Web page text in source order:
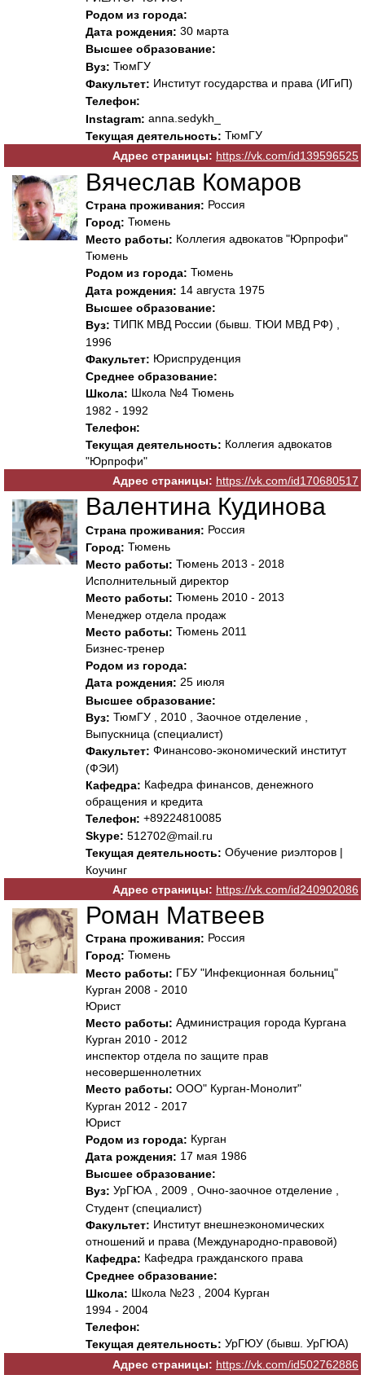
Родом из города:
Дата рождения: 30 марта
Высшее образование:
Вуз: ТюмГУ
Факультет: Институт государства и права (ИГиП)
Телефон:
Instagram: anna.sedykh_
Текущая деятельность: ТюмГУ
Адрес страницы: https://vk.com/id139596525
Вячеслав Комаров
Страна проживания: Россия
Город: Тюмень
Место работы: Коллегия адвокатов "Юрпрофи"
Тюмень
Родом из города: Тюмень
Дата рождения: 14 августа 1975
Высшее образование:
Вуз: ТИПК МВД России (бывш. ТЮИ МВД РФ) ,
1996
Факультет: Юриспруденция
Среднее образование:
Школа: Школа №4 Тюмень
1982 - 1992
Телефон:
Текущая деятельность: Коллегия адвокатов
"Юрпрофи"
Адрес страницы: https://vk.com/id170680517
Валентина Кудинова
Страна проживания: Россия
Город: Тюмень
Место работы: Тюмень 2013 - 2018
Исполнительный директор
Место работы: Тюмень 2010 - 2013
Менеджер отдела продаж
Место работы: Тюмень 2011
Бизнес-тренер
Родом из города:
Дата рождения: 25 июля
Высшее образование:
Вуз: ТюмГУ , 2010 , Заочное отделение ,
Выпускница (специалист)
Факультет: Финансово-экономический институт
(ФЭИ)
Кафедра: Кафедра финансов, денежного
обращения и кредита
Телефон: +89224810085
Skype: 512702@mail.ru
Текущая деятельность: Обучение риэлторов |
Коучинг
Адрес страницы: https://vk.com/id240902086
Роман Матвеев
Страна проживания: Россия
Город: Тюмень
Место работы: ГБУ "Инфекционная больниц"
Курган 2008 - 2010
Юрист
Место работы: Администрация города Кургана
Курган 2010 - 2012
инспектор отдела по защите прав
несовершеннолетних
Место работы: ООО" Курган-Монолит"
Курган 2012 - 2017
Юрист
Родом из города: Курган
Дата рождения: 17 мая 1986
Высшее образование:
Вуз: УрГЮА , 2009 , Очно-заочное отделение ,
Студент (специалист)
Факультет: Институт внешнеэкономических
отношений и права (Международно-правовой)
Кафедра: Кафедра гражданского права
Среднее образование:
Школа: Школа №23 , 2004 Курган
1994 - 2004
Телефон:
Текущая деятельность: УрГЮУ (бывш. УрГЮА)
Адрес страницы: https://vk.com/id502762886